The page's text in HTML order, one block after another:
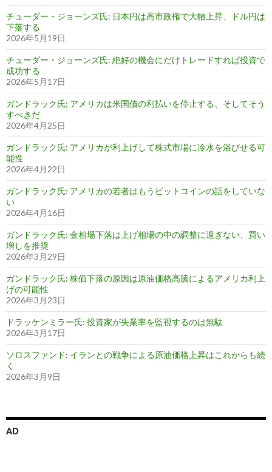
チューダー・ジョーンズ氏: 日本円は高市政権で大幅上昇、ドル円は
下落する
2026年5月19日
チューダー・ジョーンズ氏: 絶好の機会にだけトレードすれば投資で
成功する
2026年5月17日
ガンドラック氏: アメリカは米国債の利払いを停止する、そしてそう
すべきだ
2026年4月25日
ガンドラック氏: アメリカが利上げして株式市場に冷水を浴びせる可
能性
2026年4月22日
ガンドラック氏: アメリカの若者はもうビットコインの話をしていな
い
2026年4月16日
ガンドラック氏: 金相場下落は上げ相場の中の調整に過ぎない、買い
増しを推奨
2026年3月29日
ガンドラック氏: 株価下落の原因は原油価格高騰によるアメリカ利上
げの可能性
2026年3月23日
ドラッケンミラー氏: 投資家が失業率を監視するのは無駄
2026年3月17日
ソロスファンド: イランとの戦争による原油価格上昇はこれからも続
く
2026年3月9日
AD